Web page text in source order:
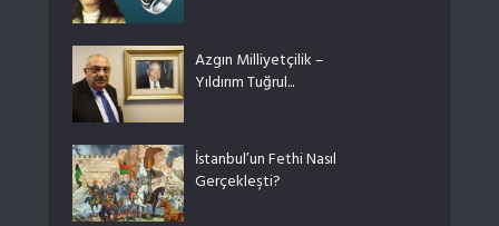
Azgın Milliyetçilik –
Yıldırım Tuğrul...
İstanbul’un Fethi Nasıl
Gerçekleşti?